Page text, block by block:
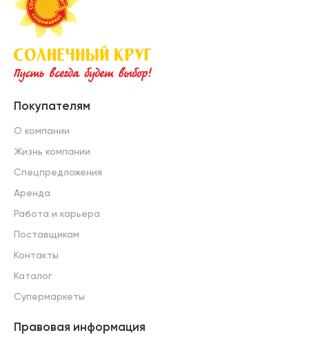
Покупателям
О компании
Жизнь компании
Спецпредложения
Аренда
Работа и карьера
Поставщикам
Контакты
Каталог
Супермаркеты
Правовая информация